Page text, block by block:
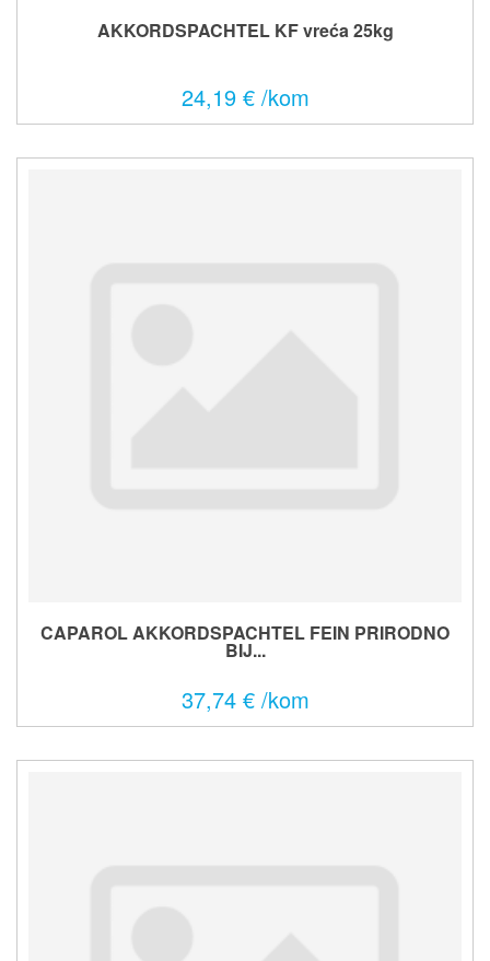
AKKORDSPACHTEL KF vreća 25kg
24,19 € /kom
CAPAROL AKKORDSPACHTEL FEIN PRIRODNO
BIJ...
37,74 € /kom